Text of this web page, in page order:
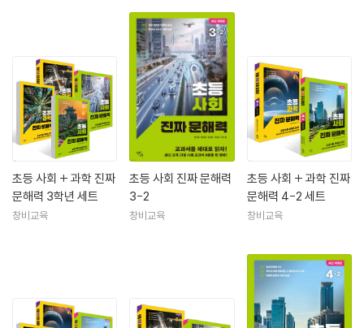
초등 사회 + 과학 진짜
문해력 3학년 세트
창비교육
초등 사회 진짜 문해력
3-2
창비교육
초등 사회 + 과학 진짜
문해력 4-2 세트
창비교육